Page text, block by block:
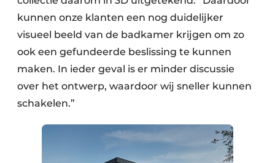
kunnen onze klanten een nog duidelijker
visueel beeld van de badkamer krijgen om zo
ook een gefundeerde beslissing te kunnen
maken. In ieder geval is er minder discussie
over het ontwerp, waardoor wij sneller kunnen
schakelen.”